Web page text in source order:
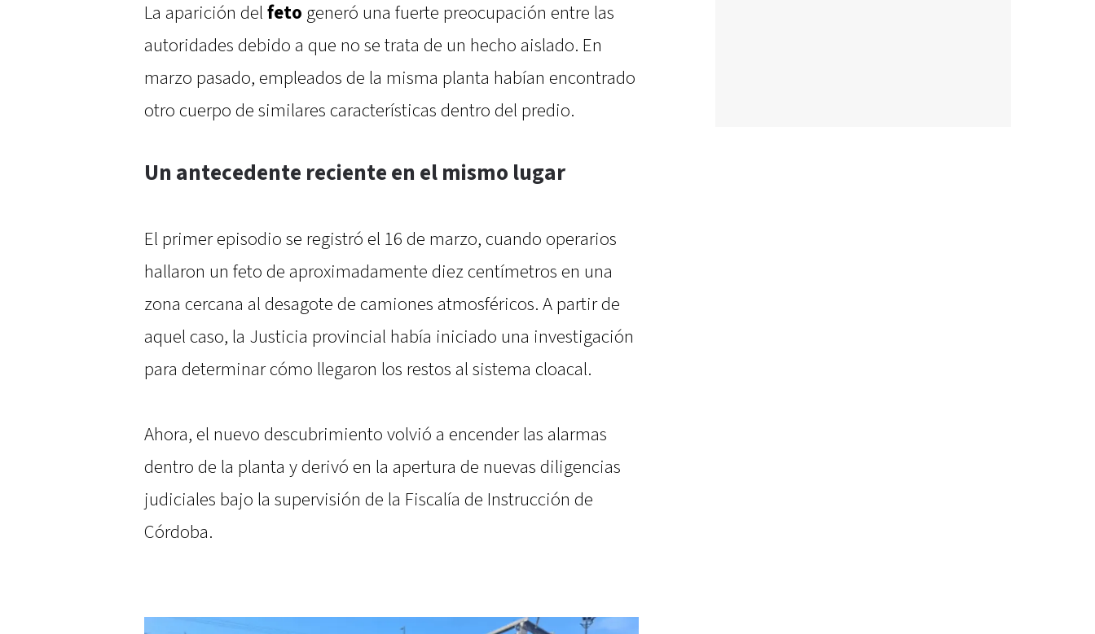
La aparición del feto generó una fuerte preocupación entre las
autoridades debido a que no se trata de un hecho aislado. En
marzo pasado, empleados de la misma planta habían encontrado
otro cuerpo de similares características dentro del predio.
Un antecedente reciente en el mismo lugar
El primer episodio se registró el 16 de marzo, cuando operarios
hallaron un feto de aproximadamente diez centímetros en una
zona cercana al desagote de camiones atmosféricos. A partir de
aquel caso, la Justicia provincial había iniciado una investigación
para determinar cómo llegaron los restos al sistema cloacal.
Ahora, el nuevo descubrimiento volvió a encender las alarmas
dentro de la planta y derivó en la apertura de nuevas diligencias
judiciales bajo la supervisión de la Fiscalía de Instrucción de
Córdoba.